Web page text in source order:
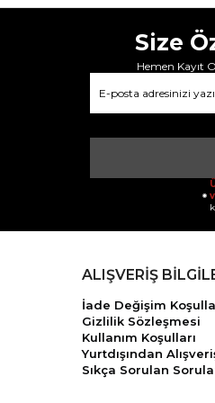
Size
Hemen Kayıt
ALIŞVERİŞ
İade Değişim
Gizlilik Sözleşmesi
Kullanım Koşulları
Yurtdışından
Sıkça Sorulan